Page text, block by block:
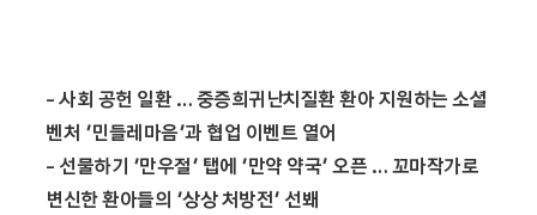
-사회 공헌 일환 … 중증희귀난치질환 환아 지원하는 소셜
벤처 ‘민들레마음’과 협업 이벤트 열어
- 선물하기 ‘만우절’ 탭에 ‘만약 약국’ 오픈 … 꼬마작가로
변신한 환아들의 ‘상상 처방전’ 선봬